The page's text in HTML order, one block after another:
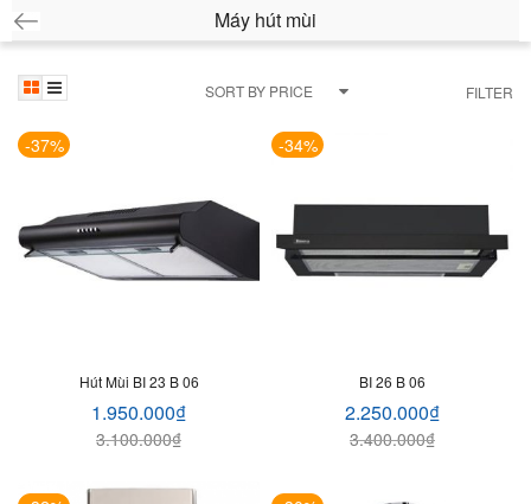
Máy hút mùi
SORT BY PRICE FILTER
-37%
Hút Mùi BI 23 B 06
3.100.000₫
1.950.000₫
-34%
BI 26 B 06
3.400.000₫
2.250.000₫